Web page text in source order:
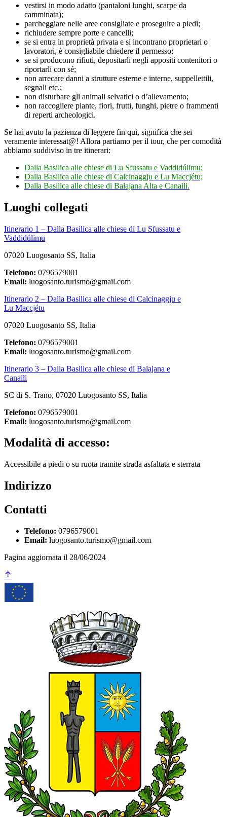
vestirsi in modo adatto (pantaloni lunghi, scarpe da
camminata);
parcheggiare nelle aree consigliate e proseguire a piedi;
richiudere sempre porte e cancelli;
se si entra in proprietà privata e si incontrano proprietari o
lavoratori, è consigliabile chiedere il permesso;
se si producono rifiuti, depositarli negli appositi contenitori o
riportarli con sé;
non arrecare danni a strutture esterne e interne, suppellettili,
segnali etc.;
non disturbare gli animali selvatici o d’allevamento;
non raccogliere piante, fiori, frutti, funghi, pietre o frammenti
di reperti archeologici.
Se hai avuto la pazienza di leggere fin qui, significa che sei
veramente interessat@! Allora partiamo per il tour, che per comodità
abbiamo suddiviso in tre itinerari:
Dalla Basilica alle chiese di Lu Sfussatu e Vaddidúlimu;
Dalla Basilica alle chiese di Calcinaggju e Lu Maccjétu;
Dalla Basilica alle chiese di Balajana Alta e Canaili.
Luoghi collegati
Itinerario 1 – Dalla Basilica alle chiese di Lu Sfussatu e
Vaddidúlimu
07020 Luogosanto SS, Italia
Telefono: 0796579001
Email: luogosanto.turismo@gmail.com
Itinerario 2 – Dalla Basilica alle chiese di Calcinaggju e
Lu Maccjétu
07020 Luogosanto SS, Italia
Telefono: 0796579001
Email: luogosanto.turismo@gmail.com
Itinerario 3 – Dalla Basilica alle chiese di Balajana e
Canaili
SC di S. Trano, 07020 Luogosanto SS, Italia
Telefono: 0796579001
Email: luogosanto.turismo@gmail.com
Modalità di accesso:
Accessibile a piedi o su ruota tramite strada asfaltata e sterrata
Indirizzo
Contatti
Telefono: 0796579001
Email: luogosanto.turismo@gmail.com
Pagina aggiornata il 28/06/2024